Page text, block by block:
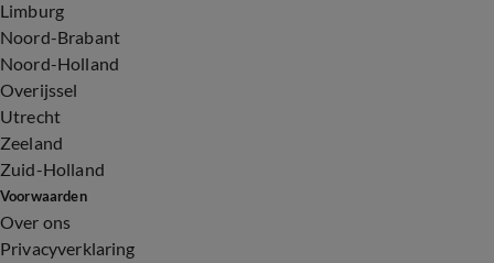
Limburg
Noord-Brabant
Noord-Holland
Overijssel
Utrecht
Zeeland
Zuid-Holland
Voorwaarden
Over ons
Privacyverklaring